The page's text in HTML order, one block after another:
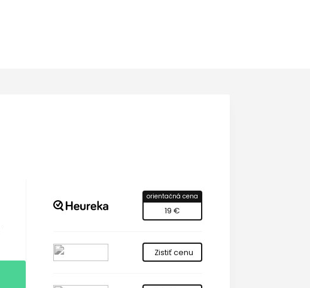
orientačná cena
19 €
Zistiť cenu